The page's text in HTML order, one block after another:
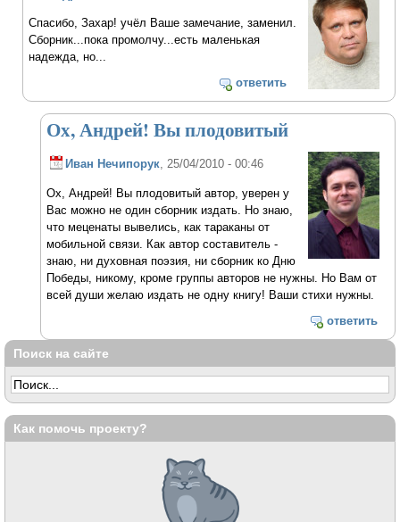
Спасибо, Захар! учёл Ваше замечание, заменил.
Сборник...пока промолчу...есть маленькая
надежда, но...
ответить
Ох, Андрей! Вы плодовитый
Иван Нечипорук, 25/04/2010 - 00:46
Ох, Андрей! Вы плодовитый автор, уверен у
Вас можно не один сборник издать. Но знаю,
что меценаты вывелись, как тараканы от
мобильной связи. Как автор составитель -
знаю, ни духовная поэзия, ни сборник ко Дню
Победы, никому, кроме группы авторов не нужны. Но Вам от
всей души желаю издать не одну книгу! Ваши стихи нужны.
ответить
Поиск на сайте
Как помочь проекту?